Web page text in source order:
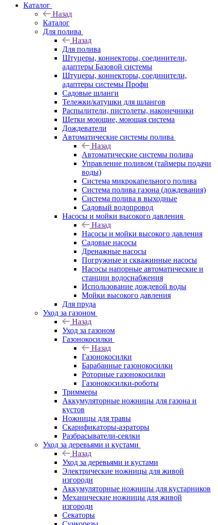
Каталог
Назад
Каталог
Для полива
Назад
Для полива
Штуцеры, коннекторы, соединители,
адаптеры Базовой системы
Штуцеры, коннекторы, соединители,
адаптеры системы Профи
Садовые шланги
Тележки/катушки для шлангов
Распылители, пистолеты, наконечники
Щетки моющие, моющая система
Дождеватели
Автоматические системы полива
Назад
Автоматические системы полива
Управление поливом (таймеры подачи
воды)
Система микрокапельного полива
Система полива газона (дождевания)
Система полива в выходные
Садовый водопровод
Насосы и мойки высокого давления
Назад
Насосы и мойки высокого давления
Садовые насосы
Дренажные насосы
Погружные и скважинные насосы
Насосы напорные автоматические и
станции водоснабжения
Использование дождевой воды
Мойки высокого давления
Для пруда
Уход за газоном
Назад
Уход за газоном
Газонокосилки
Назад
Газонокосилки
Барабанные газонокосилки
Роторные газонокосилки
Газонокосилки-роботы
Триммеры
Аккумуляторные ножницы для газона и
кустов
Ножницы для травы
Скарификаторы-аэраторы
Разбрасыватели-сеялки
Уход за деревьями и кустами
Назад
Уход за деревьями и кустами
Электрические ножницы для живой
изгороди
Аккумуляторные ножницы для кустарников
Механические ножницы для живой
изгороди
Секаторы